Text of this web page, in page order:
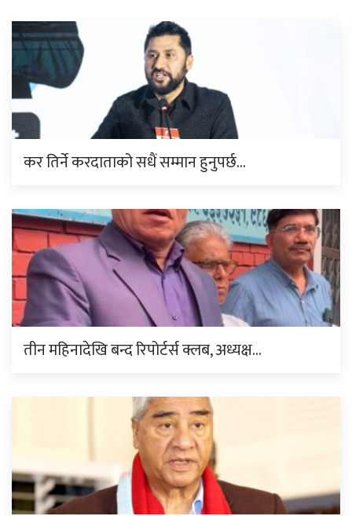
कर तिर्ने करदाताको सधैं सम्मान हुनुपर्छ…
तीन महिनादेखि बन्द रिपोर्टर्स क्लब, अध्यक्ष…